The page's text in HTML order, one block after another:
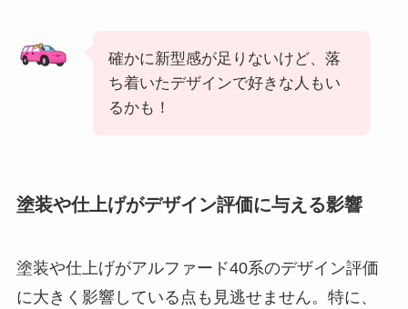
確かに新型感が足りないけど、落
ち着いたデザインで好きな人もい
るかも！
塗装や仕上げがデザイン評価に与える影響
塗装や仕上げがアルファード40系のデザイン評価
に大きく影響している点も見逃せません。特に、